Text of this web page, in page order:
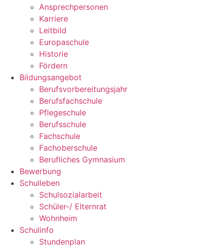
Ansprechpersonen
Karriere
Leitbild
Europaschule
Historie
Fördern
Bildungsangebot
Berufsvorbereitungsjahr
Berufsfachschule
Pflegeschule
Berufsschule
Fachschule
Fachoberschule
Berufliches Gymnasium
Bewerbung
Schulleben
Schulsozialarbeit
Schüler-/ Elternrat
Wohnheim
Schulinfo
Stundenplan